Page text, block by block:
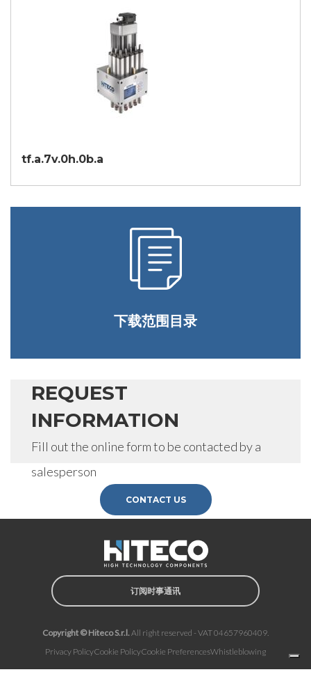
tf.a.7v.0h.0b.a
下载范围目录
REQUEST
INFORMATION
Fill out the online form to be contacted by a
salesperson
CONTACT US
订阅时事通讯
Copyright © Hiteco S.r.l.All right reserved - VAT 04657960409.
Privacy PolicyCookie PolicyCookie PreferencesWhistleblowing